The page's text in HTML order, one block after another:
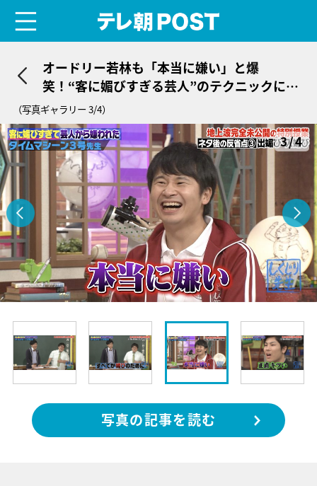
オードリー若林も「本当に嫌い」と爆
笑！“客に媚びすぎる芸人”のテクニックにド
ン引き
（写真ギャラリー 3/4）
3/4
写真の記事を読む